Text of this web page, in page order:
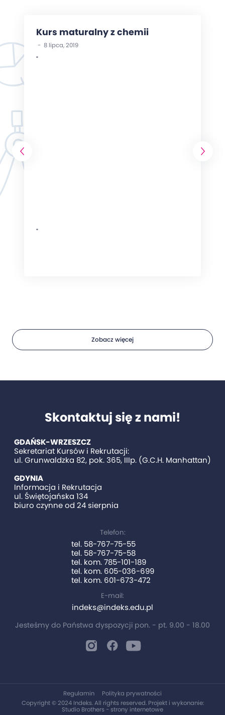
Kurs maturalny z chemii
- 8 lipca, 2019
"
"
Zobacz więcej
Skontaktuj się z nami!
GDAŃSK-WRZESZCZ
Sekretariat Kursów i Rekrutacji:
ul. Grunwaldzka 82, pok. 365, IIIp. (G.C.H. Manhattan)
GDYNIA
Informacja i Rekrutacja
ul. Świętojańska 134
biuro czynne od 24 sierpnia
Telefon:
tel. 58-767-75-55
tel. 58-767-75-58
tel. kom. 785-101-189
tel. kom. 605-036-699
tel. kom. 601-673-472
E-mail:
indeks@indeks.edu.pl
Jesteśmy do Państwa dyspozycji pon. - pt. 9.00 - 18.00
Regulamin
Polityka prywatności
Copyright © 2024 Indeks. All rights reserved. Projekt i wykonanie:
Studio Brothers - strony internetowe